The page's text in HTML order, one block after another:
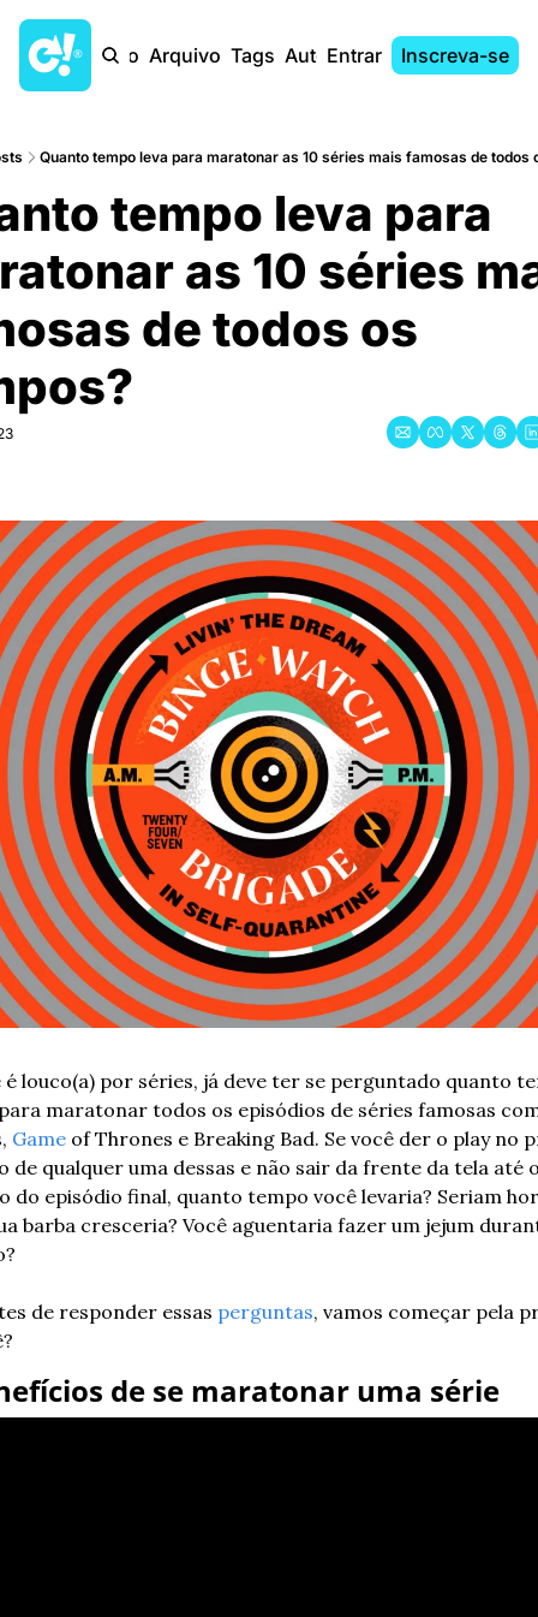
Início Arquivo Tags AutoresEntrar Inscreva-se
Quanto tempo leva para maratonar as 10 séries mais famosas de todos
tempo leva para
as 10 séries
de todos os
é louco(a) por séries, já deve ter se perguntado quanto
maratonar todos os episódios de séries famosas
Game of Thrones e Breaking Bad. Se você der o play no
de qualquer uma dessas e não sair da frente da tela até
do episódio final, quanto tempo você levaria? Seriam
barba cresceria? Você aguentaria fazer um jejum
de responder essas perguntas, vamos começar pela
de se maratonar uma série